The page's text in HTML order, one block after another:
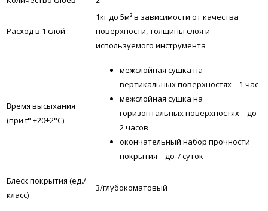
Расход в 1 слой
1кг до 5м² в зависимости от качества
поверхности, толщины слоя и
используемого инструмента
Время высыхания
(при t° +20±2°C)
межслойная сушка на
вертикальных поверхностях – 1 час
межслойная сушка на
горизонтальных поверхностях – до
2 часов
окончательный набор прочности
покрытия – до 7 суток
Блеск покрытия (ед./
класс)
3/глубокоматовый